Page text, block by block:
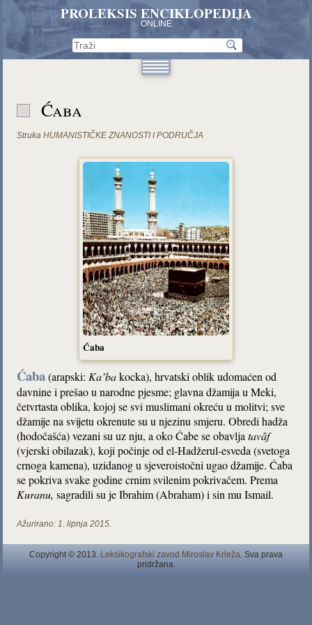
PROLEKSIS ENCIKLOPEDIJA
ONLINE
Ćaba
Struka HUMANISTIČKE ZNANOSTI I PODRUČJA
Ćaba
Ćaba(arapski:Ka’bakocka), hrvatski oblik udomaćen od
davnine i prešao u narodne pjesme; glavna džamija u Meki,
četvrtasta oblika, kojoj se svi muslimani okreću u molitvi; sve
džamije na svijetu okrenute su u njezinu smjeru. Obredi hadža
(hodočašća) vezani su uz nju, a oko Ćabe se obavljatavâf
(vjerski obilazak), koji počinje od el-Hadžerul-esveda (svetoga
crnoga kamena), uzidanog u sjeveroistočni ugao džamije. Ćaba
se pokriva svake godine crnim svilenim pokrivačem. Prema
Kuranu, sagradili su je Ibrahim (Abraham) i sin mu Ismail.
Ažurirano: 1. lipnja 2015.
Copyright © 2013. Leksikografski zavod Miroslav Krleža. Sva prava
pridržana.